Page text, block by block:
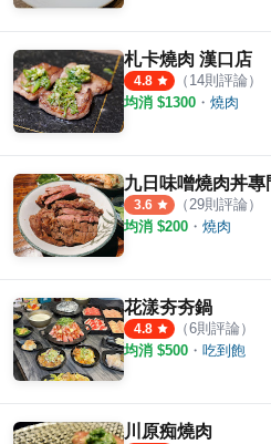
札卡燒肉 漢口店
4.8 （ 14則評論）
均消 $1300 ・ 燒肉
九日味噌燒肉丼專
3.6 （ 29則評論）
均消 $200 ・ 燒肉
花漾夯夯鍋
4.8 （6則評論）
均消 $500 ・ 吃到飽
川原痴燒肉